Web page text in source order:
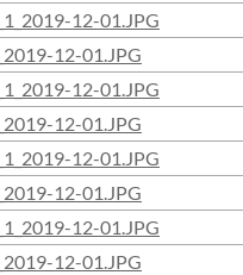
12-01.JPG
12-01.JPG
12-01.JPG
12-01.JPG
12-01.JPG
12-01.JPG
12-01.JPG
12-01.JPG